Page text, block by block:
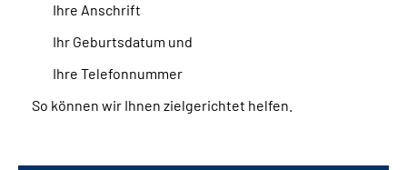
Ihre Anschrift
Ihr Geburtsdatum und
Ihre Telefonnummer
So können wir Ihnen zielgerichtet helfen.